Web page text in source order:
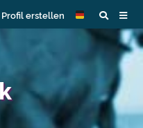
Profil erstellen